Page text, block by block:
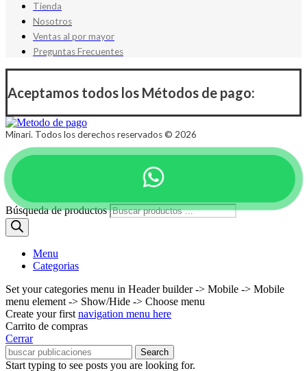
Tienda
Nosotros
Ventas al por mayor
Preguntas Frecuentes
Aceptamos todos los Métodos de pago:
Minari. Todos los derechos reservados © 2026
Búsqueda de productos
Menu
Categorias
Set your categories menu in Header builder -> Mobile -> Mobile
menu element -> Show/Hide -> Choose menu
Create your first navigation menu here
Carrito de compras
Cerrar
Search
Start typing to see posts you are looking for.